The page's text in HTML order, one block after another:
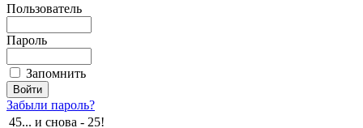
Пользователь
Пароль
Запомнить
Забыли пароль?
45... и снова - 25!